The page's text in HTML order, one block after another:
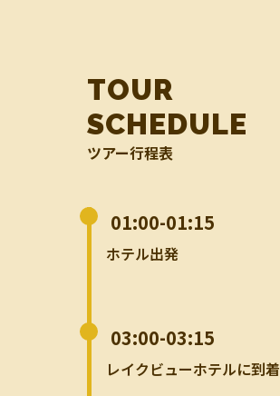
TOUR
SCHEDULE
ツアー行程表
01:00-01:15
ホテル出発
03:00-03:15
レイクビューホテルに到着